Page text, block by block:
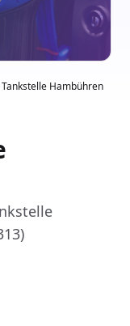
Tankstelle Hambühren